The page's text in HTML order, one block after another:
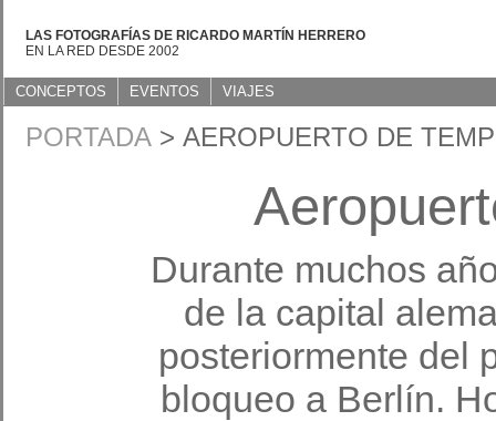
LAS FOTOGRAFÍAS DE RICARDO MARTÍN HERRERO
EN LA RED DESDE 2002
CONCEPTOS EVENTOS VIAJES
PORTADA > AEROPUERTO DE
Durante muchos
de la capital
posteriormente del
bloqueo a Berlín.